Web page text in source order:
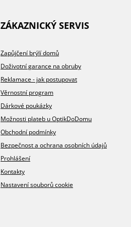
ZÁKAZNICKÝ SERVIS
Zapůjčení brýlí domů
Doživotní garance na obruby
Reklamace - jak postupovat
Věrnostní program
Dárkové poukázky
Možnosti plateb u OptikDoDomu
Obchodní podmínky
Bezpečnost a ochrana osobních údajů
Prohlášení
Kontakty
Nastavení souborů cookie